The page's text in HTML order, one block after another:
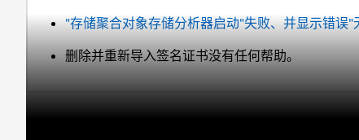
"存储聚合对象存储分析器启动"失败、并显示错误
删除并重新导入签名证书没有任何帮助。